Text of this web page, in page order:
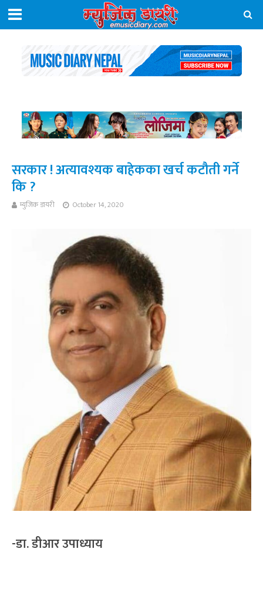
सरकार ! अत्यावश्यक बाहेकका खर्च कटौती गर्ने
कि ?
म्युजिक डायरी October 14, 2020
-डा. डीआर उपाध्याय